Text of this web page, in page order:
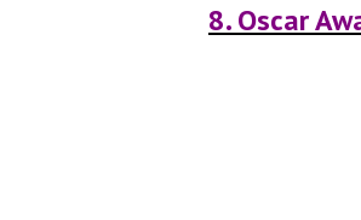
8. Oscar